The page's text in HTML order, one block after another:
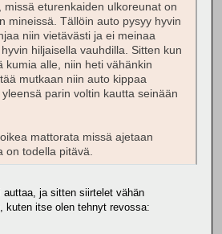
missä eturenkaiden ulkoreunat on
mineissä. Tällöin auto pysyy hyvin
niin vietävästi ja ei meinaa
hiljaisella vauhdilla. Sitten kun
kumia alle, niin heti vähänkin
mutkaan niin auto kippaa
parin voltin kautta seinään
mattorata missä ajetaan
on todella pitävä.
auttaa, ja sitten siirtelet vähän
kuten itse olen tehnyt revossa: